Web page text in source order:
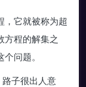
，它就被称为超
方程的解集之
问题。
子很出人意